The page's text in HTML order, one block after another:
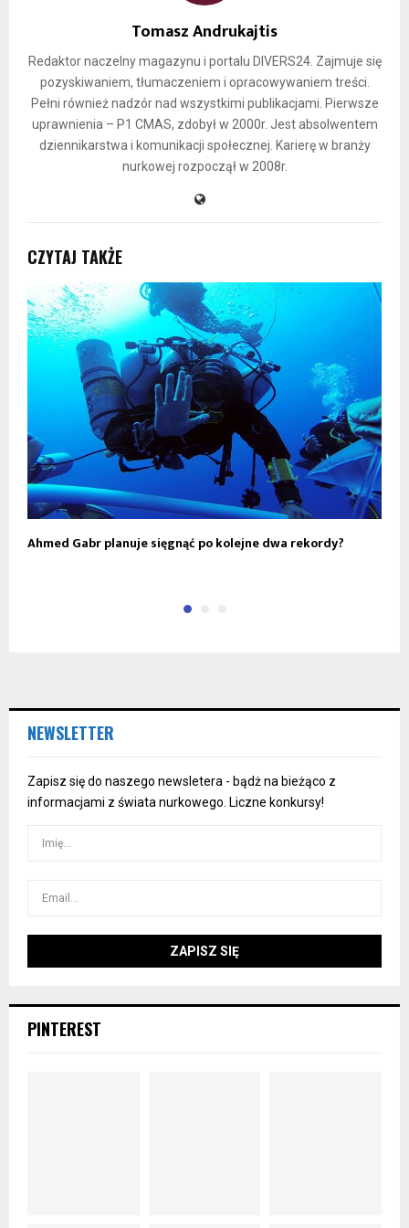
Tomasz Andrukajtis
Redaktor naczelny magazynu i portalu DIVERS24. Zajmuje się
pozyskiwaniem, tłumaczeniem i opracowywaniem treści.
Pełni również nadzór nad wszystkimi publikacjami. Pierwsze
uprawnienia – P1 CMAS, zdobył w 2000r. Jest absolwentem
dziennikarstwa i komunikacji społecznej. Karierę w branży
nurkowej rozpoczął w 2008r.
CZYTAJ TAKŻE
Ahmed Gabr planuje sięgnąć po kolejne dwa rekordy?
NEWSLETTER
Zapisz się do naszego newsletera - bądż na bieżąco z
informacjami z świata nurkowego. Liczne konkursy!
PINTEREST